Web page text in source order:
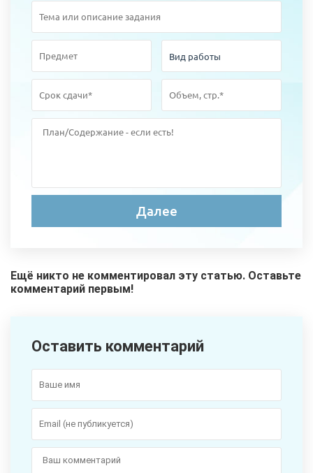
Ещё никто не комментировал эту статью. Оставьте
комментарий первым!
Оставить комментарий